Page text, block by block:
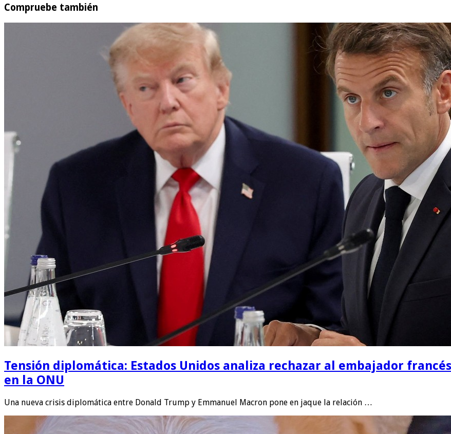
Compruebe también
Tensión diplomática: Estados Unidos analiza rechazar al embajador
en la ONU
Una nueva crisis diplomática entre Donald Trump y Emmanuel Macron pone en jaque la relación …